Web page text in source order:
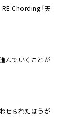
「天
んでいくことが
せられたほうが